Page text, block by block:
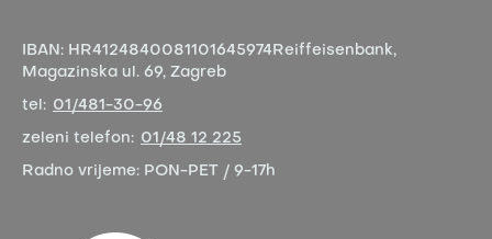
IBAN: HR4124840081101645974 Reiffeisenbank,
Magazinska ul. 69, Zagreb
tel: 01/481-30-96
zeleni telefon: 01/48 12 225
Radno vrijeme: PON-PET / 9-17h